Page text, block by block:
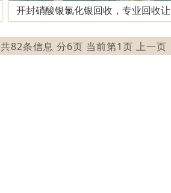
开封硝酸银氯化银回收，专业回收让
共82条信息 分6页 当前第1页 上一页